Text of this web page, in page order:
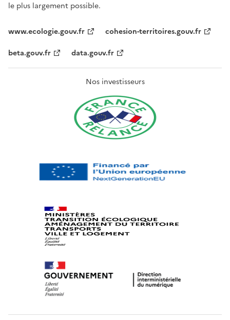
le plus largement possible.
www.ecologie.gouv.fr
cohesion-territoires.gouv.fr
beta.gouv.fr
data.gouv.fr
Nos investisseurs